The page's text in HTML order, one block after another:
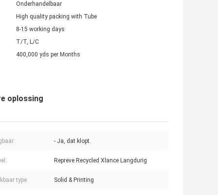
Onderhandelbaar
High quality packing with Tube
8-15 working days
T/T, L/C
400,000 yds per Months
oplossing
- Ja, dat klopt.
Repreve Recycled Xlance Langdurig
type: Solid & Printing